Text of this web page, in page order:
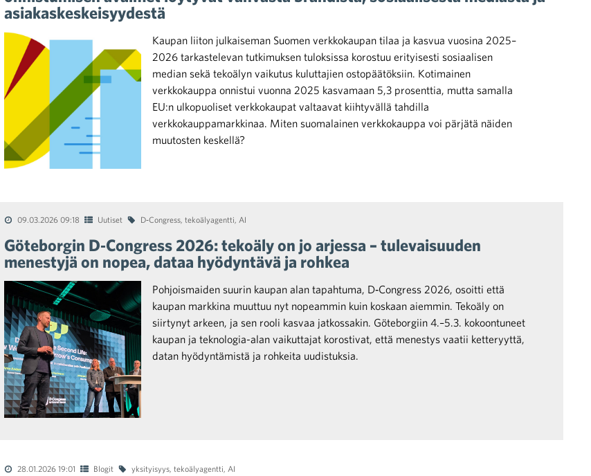
asiakaskeskeisyydestä
Kaupan liiton julkaiseman Suomen verkkokaupan tilaa ja kasvua vuosina 2025–
2026 tarkastelevan tutkimuksen tuloksissa korostuu erityisesti sosiaalisen
median sekä tekoälyn vaikutus kuluttajien ostopäätöksiin. Kotimainen
verkkokauppa onnistui vuonna 2025 kasvamaan 5,3 prosenttia, mutta samalla
EU:n ulkopuoliset verkkokaupat valtaavat kiihtyvällä tahdilla
verkkokauppamarkkinaa. Miten suomalainen verkkokauppa voi pärjätä näiden
muutosten keskellä?
09.03.2026 09:18 Uutiset D‑Congress, tekoälyagentti, AI
Göteborgin D‑Congress 2026: tekoäly on jo arjessa – tulevaisuuden
menestyjä on nopea, dataa hyödyntävä ja rohkea
Pohjoismaiden suurin kaupan alan tapahtuma, D‑Congress 2026, osoitti että
kaupan markkina muuttuu nyt nopeammin kuin koskaan aiemmin. Tekoäly on
siirtynyt arkeen, ja sen rooli kasvaa jatkossakin. Göteborgiin 4.–5.3. kokoontuneet
kaupan ja teknologia-alan vaikuttajat korostivat, että menestys vaatii ketteryyttä,
datan hyödyntämistä ja rohkeita uudistuksia.
28.01.2026 19:01 Blogit yksityisyys, tekoälyagentti, AI
varautuminen
alalta
Kaupan liitossa